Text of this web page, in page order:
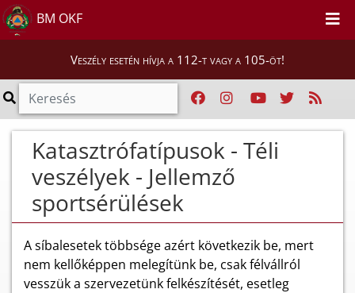
BM OKF
Veszély esetén hívja a 112-t vagy a 105-öt!
Katasztrófatípusok - Téli
veszélyek - Jellemző
sportsérülések
A síbalesetek többsége azért következik be, mert
nem kellőképpen melegítünk be, csak félvállról
vesszük a szervezetünk felkészítését, esetleg